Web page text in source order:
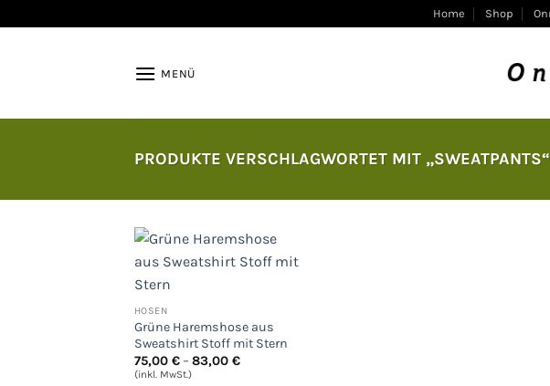
Inhalt
Home Shop
MENÜ
PRODUKTE VERSCHLAGWORTET MIT „SWEATPANTS“
Wunschliste
HOSEN
Grüne Haremshose aus
Sweatshirt Stoff mit Stern
75,00 €– 83,00 €Preisspanne:
(inkl. MwSt.)